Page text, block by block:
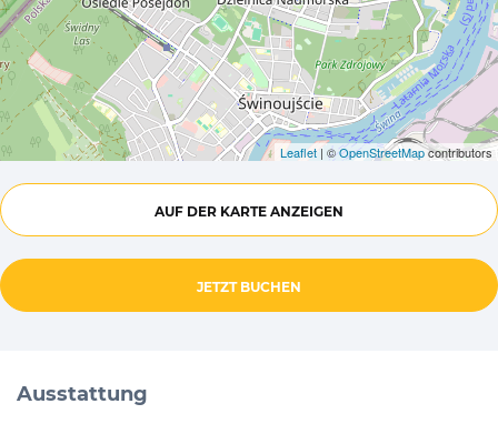
Leaflet | ©OpenStreetMapcontributors
AUF DER KARTE ANZEIGEN
JETZT BUCHEN
Ausstattung